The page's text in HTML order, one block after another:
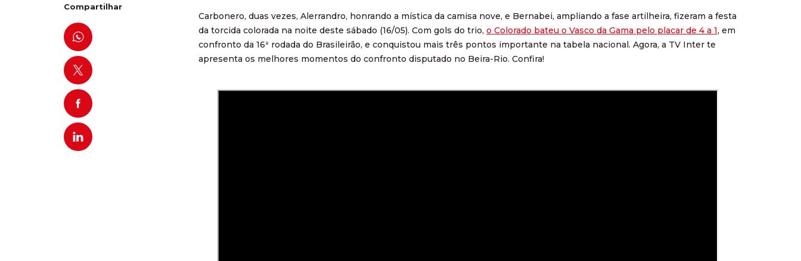
Compartilhar
Carbonero, duas vezes, Alerrandro, honrando a mística da camisa nove, e Bernabei, ampliando a fase artilheira, fizeram a festa
da torcida colorada na noite deste sábado (16/05). Com gols do trio, o Colorado bateu o Vasco da Gama pelo placar de 4 a 1, em
confronto da 16ª rodada do Brasileirão, e conquistou mais três pontos importante na tabela nacional. Agora, a TV Inter te
apresenta os melhores momentos do confronto disputado no Beira-Rio. Confira!